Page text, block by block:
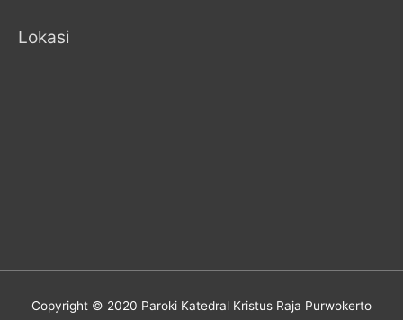
Lokasi
Copyright © 2020 Paroki Katedral Kristus Raja Purwokerto